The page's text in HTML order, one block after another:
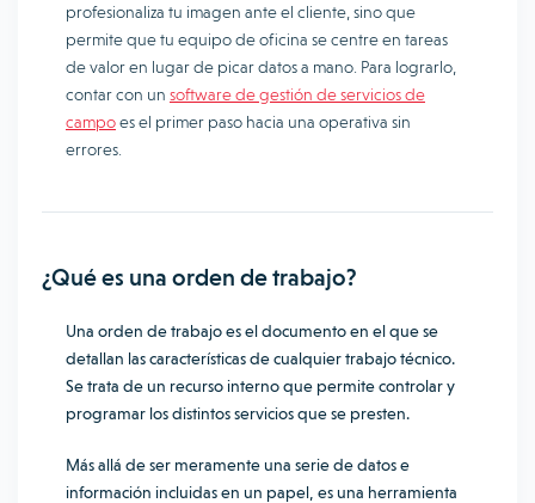
profesionaliza tu imagen ante el cliente, sino que
permite que tu equipo de oficina se centre en tareas
de valor en lugar de picar datos a mano. Para lograrlo,
contar con un software de gestión de servicios de
campoes el primer paso hacia una operativa sin
errores.
¿Qué es una orden de trabajo?
Una orden de trabajo es el documento en el que se
detallan las características de cualquier trabajo técnico.
Se trata de un recurso interno que permite controlar y
programar los distintos servicios que se presten.
Más allá de ser meramente una serie de datos e
información incluidas en un papel, es una herramienta